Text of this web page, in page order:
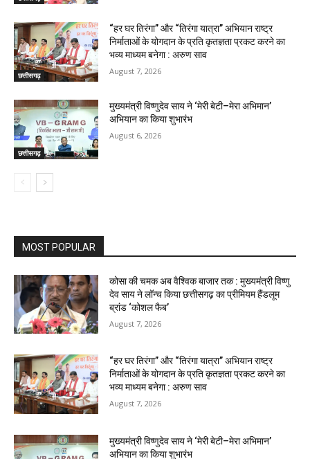
छत्तीसगढ़
“हर घर तिरंगा” और “तिरंगा यात्रा” अभियान राष्ट्र
निर्माताओं के योगदान के प्रति कृतज्ञता प्रकट करने का
भव्य माध्यम बनेगा : अरुण साव
August 7, 2026
छत्तीसगढ़
मुख्यमंत्री विष्णुदेव साय ने ‘मेरी बेटी–मेरा अभिमान’
अभियान का किया शुभारंभ
August 6, 2026
MOST POPULAR
कोसा की चमक अब वैश्विक बाजार तक : मुख्यमंत्री विष्णु
देव साय ने लॉन्च किया छत्तीसगढ़ का प्रीमियम हैंडलूम
ब्रांड ‘कोशल फैब’
August 7, 2026
“हर घर तिरंगा” और “तिरंगा यात्रा” अभियान राष्ट्र
निर्माताओं के योगदान के प्रति कृतज्ञता प्रकट करने का
भव्य माध्यम बनेगा : अरुण साव
August 7, 2026
मुख्यमंत्री विष्णुदेव साय ने ‘मेरी बेटी–मेरा अभिमान’
अभियान का किया शुभारंभ